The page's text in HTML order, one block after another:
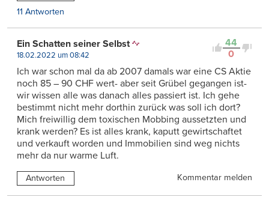
11 Antworten
44
0
Ein Schatten seiner Selbst
18.02.2022 um 08:42
Ich war schon mal da ab 2007 damals war eine CS Aktie
noch 85 – 90 CHF wert- aber seit Grübel gegangen ist-
wir wissen alle was danach alles passiert ist. Ich gehe
bestimmt nicht mehr dorthin zurück was soll ich dort?
Mich freiwillig dem toxischen Mobbing aussetzten und
krank werden? Es ist alles krank, kaputt gewirtschaftet
und verkauft worden und Immobilien sind weg nichts
mehr da nur warme Luft.
Antworten Kommentar melden